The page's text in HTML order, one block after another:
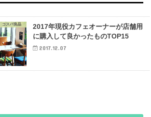
コスパ良品
2017年現役カフェオーナーが店舗用
に購入して良かったものTOP15
2017.12.07